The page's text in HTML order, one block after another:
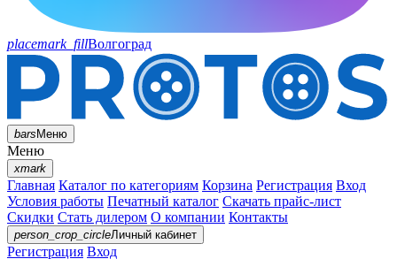
placemark_fillВолгоград
barsМеню
Меню
xmark
Главная Каталог по категориям Корзина Регистрация Вход
Условия работы Печатный каталог Скачать прайс-лист
Скидки Стать дилером О компании Контакты
person_crop_circleЛичный кабинет
Регистрация Вход